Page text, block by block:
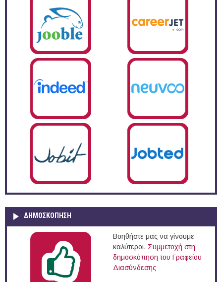
ΔΗΜΟΣΚΌΠΗΣΗ
Βοηθήστε μας να γίνουμε
καλύτεροι. Συμμετοχή στη
δημοσκόπηση του Γραφείου
Διασύνδεσης